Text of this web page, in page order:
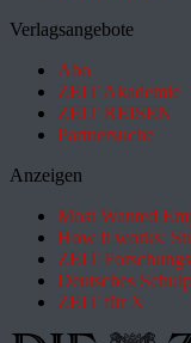
Verlagsangebote
Abo
ZEIT Akademie
ZEIT REISEN
Partnersuche
Anzeigen
Most Wanted
How it works:
ZEIT
Deutsches
ZEIT für X